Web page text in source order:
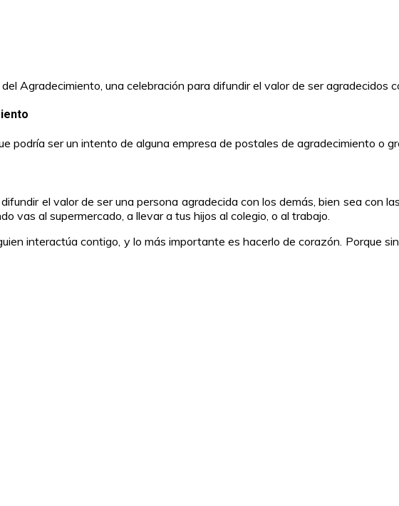
Agradecimiento, una celebración para difundir el valor de ser agradecidos
podría ser un intento de alguna empresa de postales de agradecimiento o
el valor de ser una persona agradecida con los demás, bien sea con
vas al supermercado, a llevar a tus hijos al colegio, o al trabajo.
interactúa contigo, y lo más importante es hacerlo de corazón. Porque